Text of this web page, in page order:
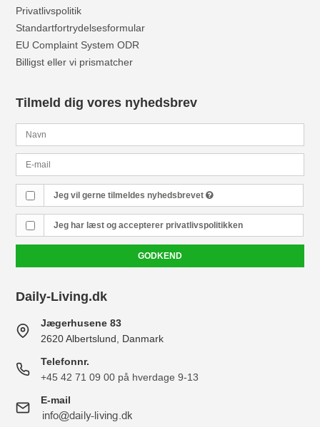
Privatlivspolitik
Standartfortrydelsesformular
EU Complaint System ODR
Billigst eller vi prismatcher
Tilmeld dig vores nyhedsbrev
Jeg vil gerne tilmeldes nyhedsbrevet
Jeg har læst og accepterer privatlivspolitikken
GODKEND
Daily-Living.dk
Jægerhusene 83
2620 Albertslund, Danmark
Telefonnr.
+45 42 71 09 00 på hverdage 9-13
E-mail